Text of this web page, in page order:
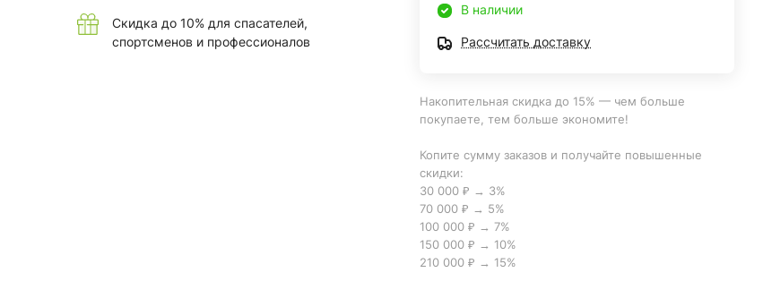
Скидка до 10% для спасателей,
спортсменов и профессионалов
В наличии
Рассчитать доставку
Накопительная скидка до 15% — чем больше
покупаете, тем больше экономите!
Копите сумму заказов и получайте повышенные
скидки:
30 000 ₽ → 3%
70 000 ₽ → 5%
100 000 ₽ → 7%
150 000 ₽ → 10%
210 000 ₽ → 15%